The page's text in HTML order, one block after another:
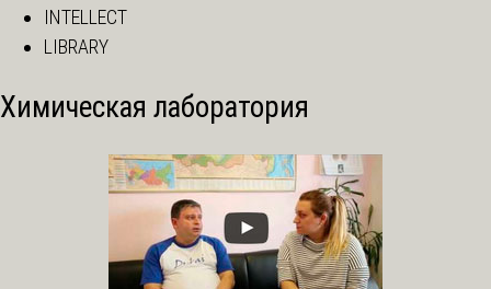
INTELLECT
LIBRARY
Химическая лаборатория